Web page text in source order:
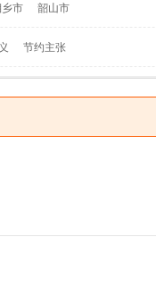
市 韶山市
节约主张